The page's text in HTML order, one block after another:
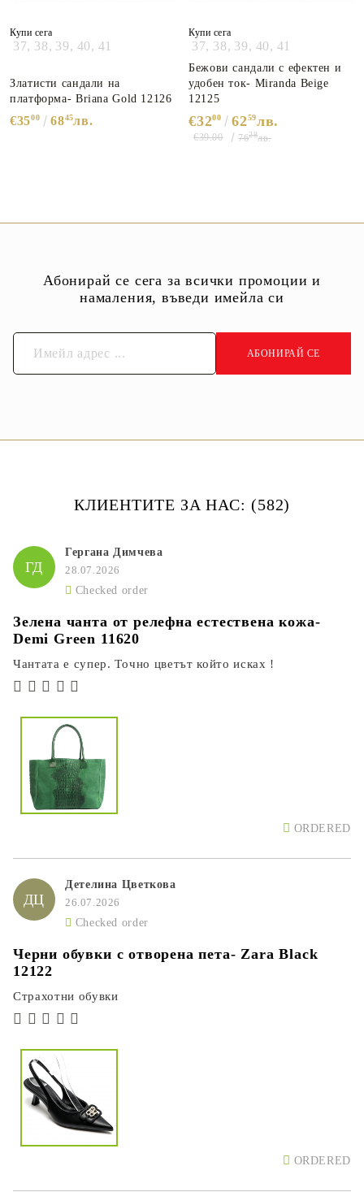
Купи сега
37, 38, 39, 40, 41
Златисти сандали на
платформа- Briana Gold 12126
€3500 6845лв.
Купи сега
37, 38, 39, 40, 41
Бежови сандали с ефектен и
удобен ток- Miranda Beige
12125
€3200 6259лв.
€39.00 7628лв.
Абонирай се сега за всички промоции и
намаления, въведи имейла си
КЛИЕНТИТЕ ЗА НАС: (582)
ГД
Гергана Димчева
28.07.2026
Checked order
Зелена чанта от релефна естествена кожа-
Demi Green 11620
Чантата е супер. Точно цветът който исках !
ORDERED
ДЦ
Детелина Цветкова
26.07.2026
Checked order
Черни обувки с отворена пета- Zara Black
12122
Страхотни обувки
ORDERED